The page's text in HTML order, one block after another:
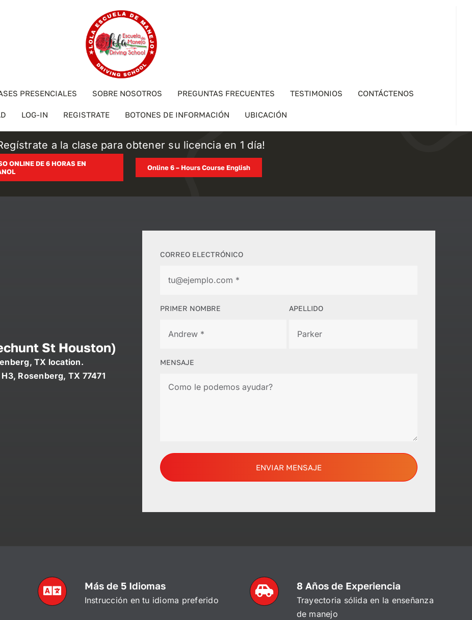
PRESENCIALES SOBRE NOSOTROS PREGUNTAS FRECUENTES TESTIMONIOS CONTÁCTENOS
LOG-IN REGISTRATE BOTONES DE INFORMACIÓN UBICACIÓN
a la clase para obtener su licencia en 1 día!
ONLINE DE 6 HORAS EN
Online 6 – Hours Course English
St Houston)
TX location.
Rosenberg, TX 77471
CORREO ELECTRÓNICO
PRIMER NOMBRE APELLIDO
MENSAJE
ENVIAR MENSAJE
Más de 5 Idiomas
Instrucción en tu idioma preferido
8 Años de Experiencia
Trayectoria sólida en la enseñanza
de manejo